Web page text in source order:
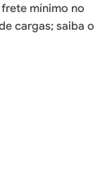
mínimo no
cargas; saiba o